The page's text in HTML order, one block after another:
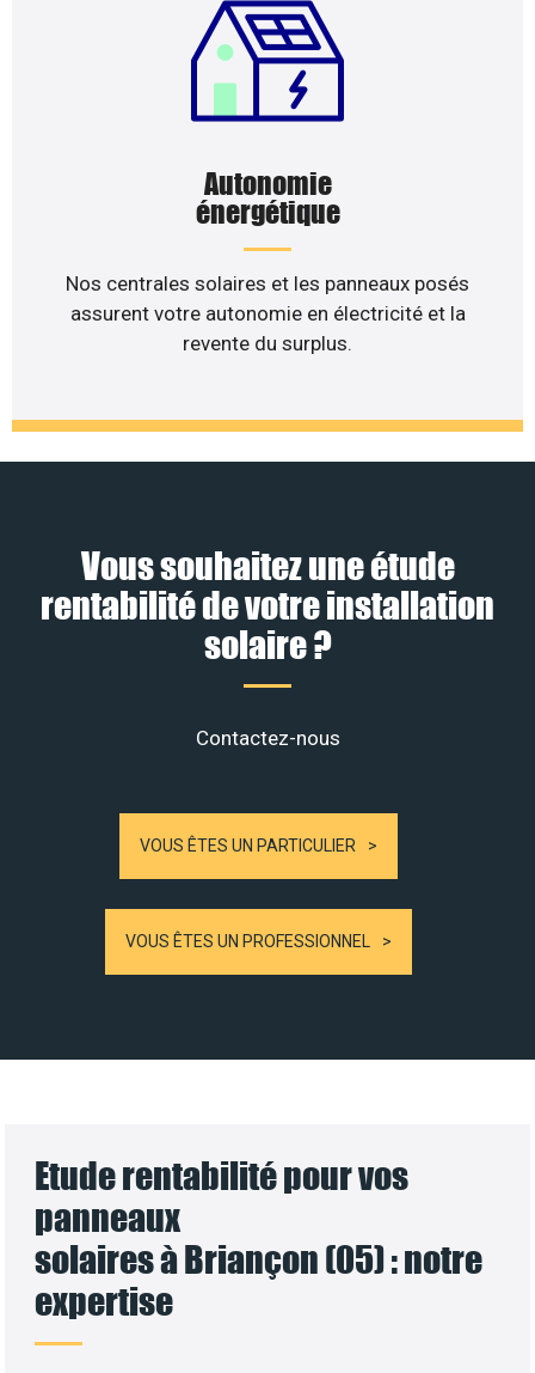
Autonomie
énergétique
Nos centrales solaires et les panneaux posés
assurent votre autonomie en électricité et la
revente du surplus.
Vous souhaitez une étude
rentabilité de votre installation
solaire ?
Contactez-nous
VOUS ÊTES UN PARTICULIER
VOUS ÊTES UN PROFESSIONNEL
Etude rentabilité pour vos
panneaux
solaires à Briançon (05) : notre
expertise